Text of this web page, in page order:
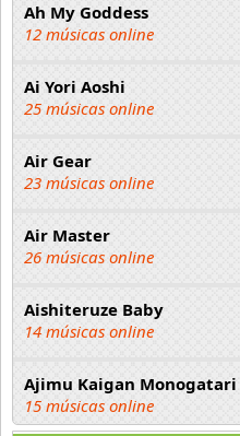
Ah My Goddess
12 músicas online
Ai Yori Aoshi
25 músicas online
Air Gear
23 músicas online
Air Master
26 músicas online
Aishiteruze Baby
14 músicas online
Ajimu Kaigan Monogatari
15 músicas online